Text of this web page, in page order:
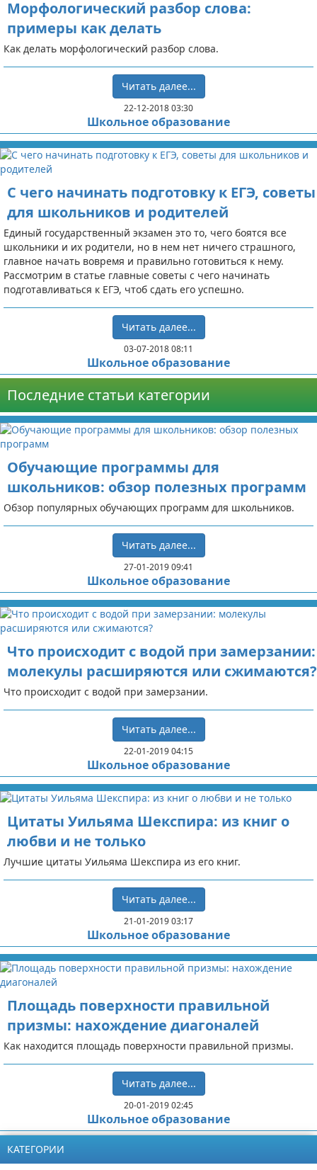
Морфологический разбор слова:
примеры как делать
Как делать морфологический разбор слова.
Читать далее...
22-12-2018 03:30
Школьное образование
С чего начинать подготовку к ЕГЭ, советы
для школьников и родителей
Единый государственный экзамен это то, чего боятся все
школьники и их родители, но в нем нет ничего страшного,
главное начать вовремя и правильно готовиться к нему.
Рассмотрим в статье главные советы с чего начинать
подготавливаться к ЕГЭ, чтоб сдать его успешно.
Читать далее...
03-07-2018 08:11
Школьное образование
Последние статьи категории
Обучающие программы для
школьников: обзор полезных программ
Обзор популярных обучающих программ для школьников.
Читать далее...
27-01-2019 09:41
Школьное образование
Что происходит с водой при замерзании:
молекулы расширяются или сжимаются?
Что происходит с водой при замерзании.
Читать далее...
22-01-2019 04:15
Школьное образование
Цитаты Уильяма Шекспира: из книг о
любви и не только
Лучшие цитаты Уильяма Шекспира из его книг.
Читать далее...
21-01-2019 03:17
Школьное образование
Площадь поверхности правильной
призмы: нахождение диагоналей
Как находится площадь поверхности правильной призмы.
Читать далее...
20-01-2019 02:45
Школьное образование
КАТЕГОРИИ